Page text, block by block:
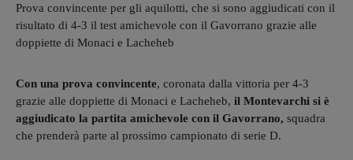
Prova convincente per gli aquilotti, che si sono aggiudicati con il
risultato di 4-3 il test amichevole con il Gavorrano grazie alle
doppiette di Monaci e Lacheheb
Con una prova convincente, coronata dalla vittoria per 4-3
grazie alle doppiette di Monaci e Lacheheb, il Montevarchi si è
aggiudicato la partita amichevole con il Gavorrano, squadra
che prenderà parte al prossimo campionato di serie D.